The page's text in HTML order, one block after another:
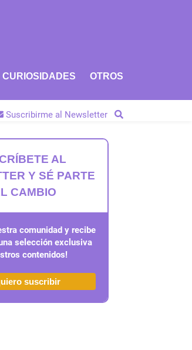
CURIOSIDADES OTROS
Suscribirme al Newsletter
AL
Y SÉ PARTE
CAMBIO
comunidad y recibe
selección exclusiva
contenidos!
suscribir